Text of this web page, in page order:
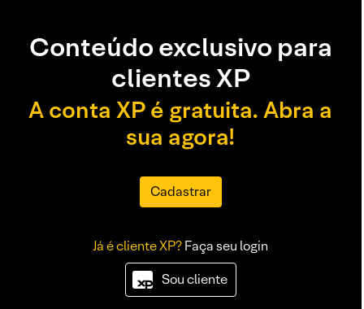
Conteúdo exclusivo para
clientes XP
A conta XP é gratuita. Abra a
sua agora!
Cadastrar
Já é cliente XP?Faça seu login
Sou cliente